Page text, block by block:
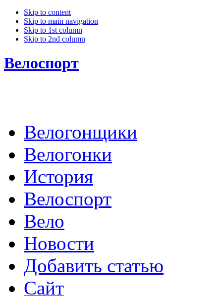
Skip to content
Skip to main navigation
Skip to 1st column
Skip to 2nd column
Велоспорт
Велогонщики
Велогонки
История
Велоспорт
Вело
Новости
Добавить статью
Сайт